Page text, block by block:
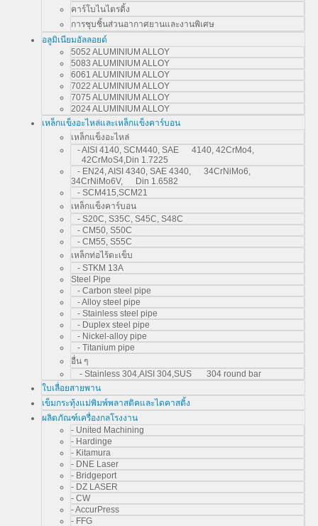
คาร์โบไนไตรดิ้ง
การชุบชิ้นส่วนอากาศยานและงานพิเศษ
อลูมิเนียมอัลลอยด์
5052 ALUMINIUM ALLOY
5083 ALUMINIUM ALLOY
6061 ALUMINIUM ALLOY
7022 ALUMINIUM ALLOY
7075 ALUMINIUM ALLOY
2024 ALUMINIUM ALLOY
เหล็กแข็งอะไหล่และเหล็กแข็งคาร์บอน
เหล็กแข็งอะไหล่
- AISI 4140, SCM440, SAE 4140, 42CrMo4,
42CrMoS4,Din 1.7225
- EN24, AISI 4340, SAE 4340, 34CrNiMo6,
34CrNiMo6V, Din 1.6582
- SCM415,SCM21
เหล็กแข็งคาร์บอน
- S20C, S35C, S45C, S48C
- CM50, S50C
- CM55, S55C
เหล็กท่อไร้ตะเข็บ
- STKM 13A
Steel Pipe
- Carbon steel pipe
- Alloy steel pipe
- Stainless steel pipe
- Duplex steel pipe
- Nickel-alloy pipe
- Titanium pipe
อื่น ๆ
- Stainless 304,AISI 304,SUS 304 round bar
ใบเลื่อยสายพาน
เข็มกระทุ้งแม่พิมพ์พลาสติคและไดคาสติ้ง
ผลิตภัณฑ์เครื่องกลโรงงาน
- United Machining
- Hardinge
- Kitamura
- DNE Laser
- Bridgeport
- DZ LASER
- CW
- AccurPress
- FFG